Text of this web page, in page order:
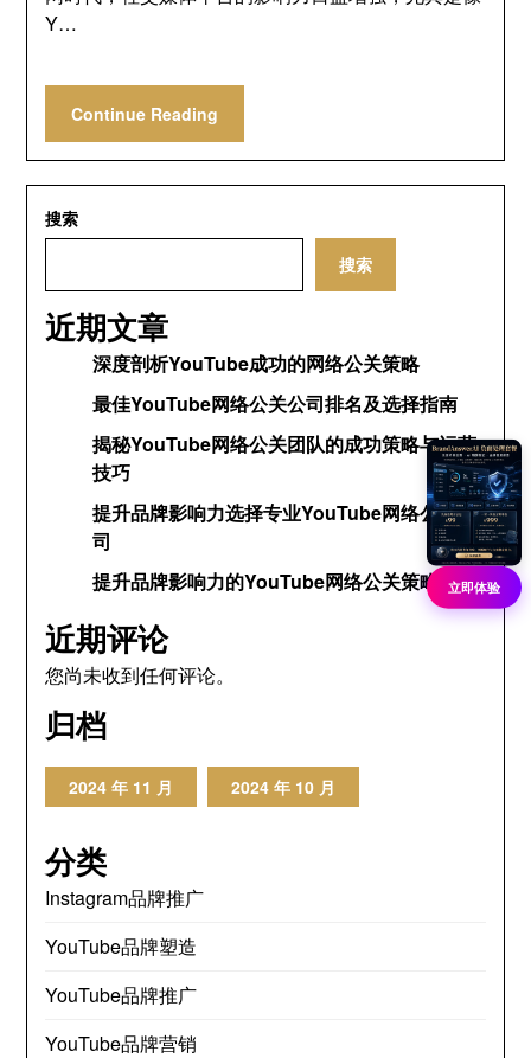
Y…
Continue Reading
搜索
搜索
近期文章
深度剖析YouTube成功的网络公关策略
最佳YouTube网络公关公司排名及选择指南
揭秘YouTube网络公关团队的成功策略与运营
技巧
提升品牌影响力选择专业YouTube网络公关公
司
提升品牌影响力的YouTube网络公关策略
近期评论
您尚未收到任何评论。
归档
2024 年 11 月 2024 年 10 月
分类
Instagram品牌推广
YouTube品牌塑造
YouTube品牌推广
YouTube品牌营销
立即体验